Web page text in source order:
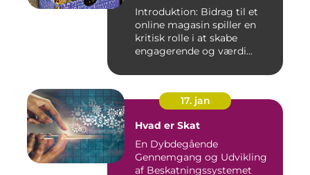
Introduktion: Bidrag til et
online magasin spiller en
kritisk rolle i at skabe
engagerende og værdi...
17. jan
Hvad er Skat
En Dybdegående
Gennemgang og Udvikling
af Beskatningssystemet